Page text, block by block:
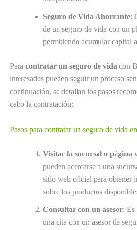
Seguro de Vida Ahorrante:
de un seguro de vida con un
permitiendo acumular capital
Para contratar un seguro de vida con
interesados pueden seguir un proceso
continuación, se detallan los pasos
cabo la contratación:
Pasos para contratar un seguro de vida
Visitar la sucursal o página
pueden acercarse a una
sitio web oficial para obtener
sobre los productos
Consultar con un asesor: Es
una cita con un asesor de